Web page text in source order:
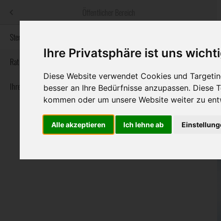
Ihre Privatsphäre ist uns
Diese Website verwendet Cookies und
besser an Ihre Bedürfnisse anzupassen. Diese
kommen oder um unsere Website weiter zu
Alle akzeptieren Ich lehne ab
bestatter.at
Informationswebsite der österreichischen Bestatter
Navigation
überspringen
Sterbeanzeigen Rat & Hilfe im Trauerfall Ihre Bestatter
Sterbeanzeigen
Rat & Hilfe im Trauerfall
Ihre Bestatter